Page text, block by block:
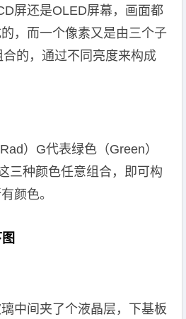
屏还是OLED屏幕，画面都
，而一个像素又是由三个子
的，通过不同亮度来构成
）G代表绿色（Green）
三种颜色任意组合，即可构
颜色。
中间夹了个液晶层，下基板